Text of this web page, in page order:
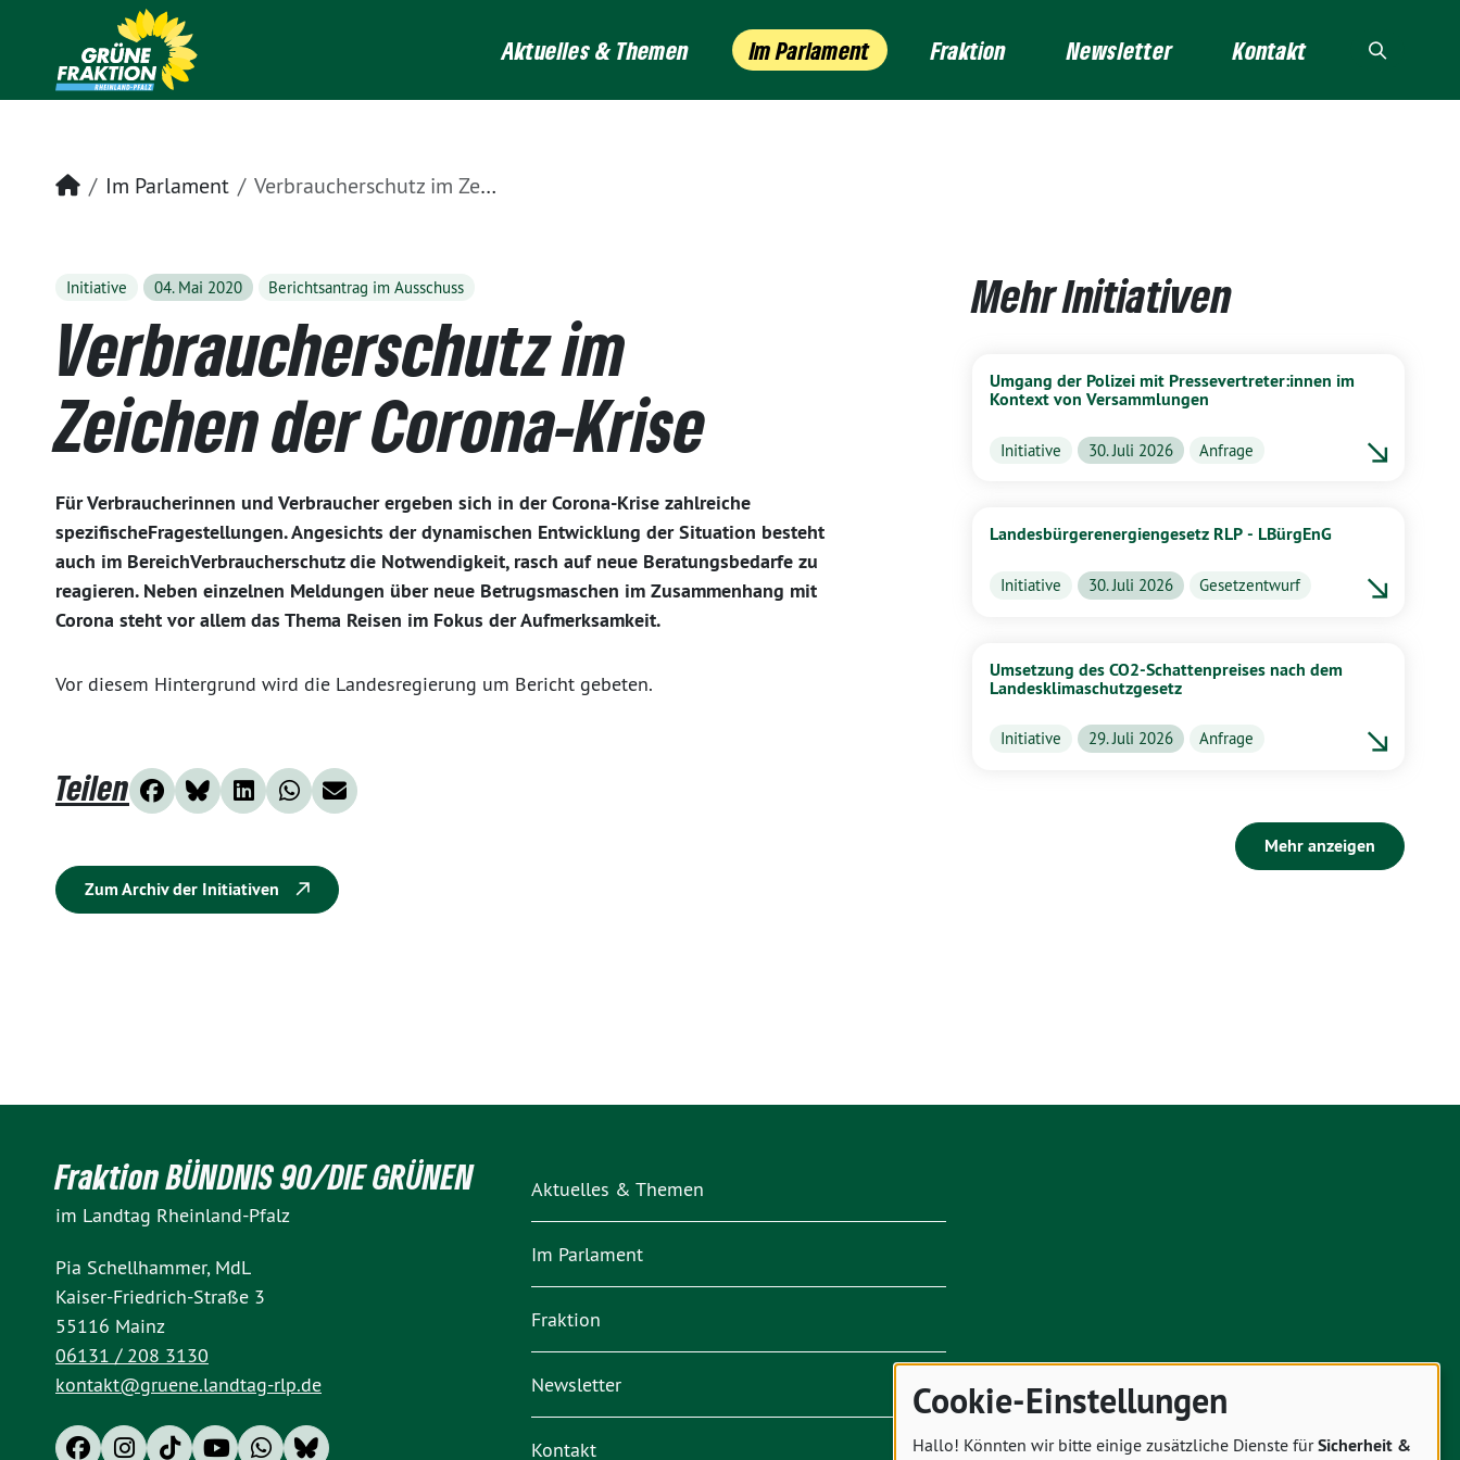
Aktuelles & Themen Im Parlament Fraktion Newsletter Kontakt
Startseite
Im Parlament Verbraucherschutz im Zeichen der Corona-Krise
Initiative 04. Mai 2020 Berichtsantrag im Ausschuss
Verbraucherschutz im
Zeichen der Corona-Krise
Für Verbraucherinnen und Verbraucher ergeben sich in der Corona-Krise zahlreiche
spezifischeFragestellungen. Angesichts der dynamischen Entwicklung der Situation besteht
auch im BereichVerbraucherschutz die Notwendigkeit, rasch auf neue Beratungsbedarfe zu
reagieren. Neben einzelnen Meldungen über neue Betrugsmaschen im Zusammenhang mit
Corona steht vor allem das Thema Reisen im Fokus der Aufmerksamkeit.
Vor diesem Hintergrund wird die Landesregierung um Bericht gebeten.
Teilen
Zum Archiv der Initiativen
Mehr Initiativen
Umgang der Polizei mit Pressevertreter:innen im
Kontext von Versammlungen
Initiative 30. Juli 2026 Anfrage
Landesbürgerenergiengesetz RLP - LBürgEnG
Initiative 30. Juli 2026 Gesetzentwurf
Umsetzung des CO2-Schattenpreises nach dem
Landesklimaschutzgesetz
Initiative 29. Juli 2026 Anfrage
Mehr anzeigen
Fraktion BÜNDNIS 90/DIE GRÜNEN
im Landtag Rheinland-Pfalz
Pia Schellhammer, MdL
Kaiser-Friedrich-Straße 3
55116 Mainz
06131 / 208 3130
kontakt@gruene.landtag-rlp.de
Aktuelles & Themen
Im Parlament
Fraktion
Newsletter
Kontakt
Cookie-Einstellungen
Hallo! Könnten wir bitte einige zusätzliche Dienste fürSicherheit &